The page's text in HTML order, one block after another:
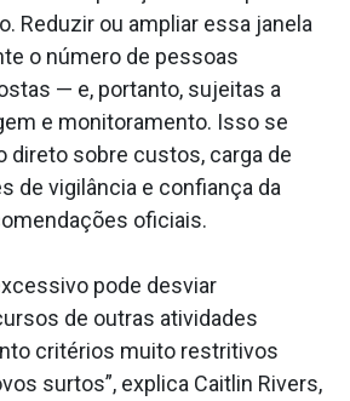
Reduzir ou ampliar essa janela
o número de pessoas
— e, portanto, sujeitas a
e monitoramento. Isso se
direto sobre custos, carga de
de vigilância e confiança da
oficiais.
pode desviar
de outras atividades
critérios muito restritivos
surtos”, explica Caitlin Rivers,